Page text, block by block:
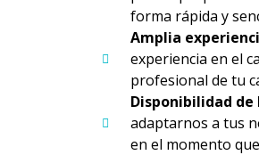
forma rápida y
Amplia
experiencia en el
profesional de tu
Disponibilidad de
adaptarnos a tus
en el momento